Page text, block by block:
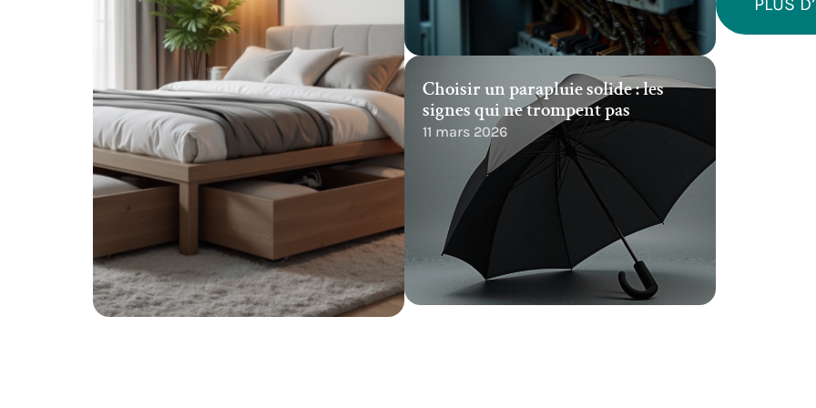
Choisir un parapluie solide : les
signes qui ne trompent pas
11 mars 2026